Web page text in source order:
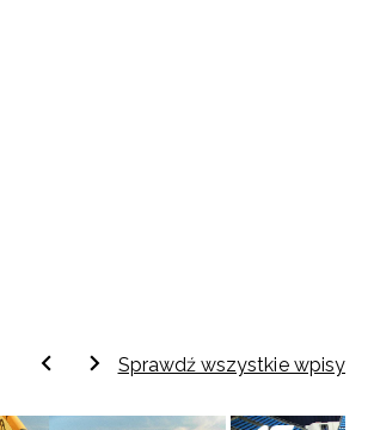
Sprawdź wszystkie wpisy